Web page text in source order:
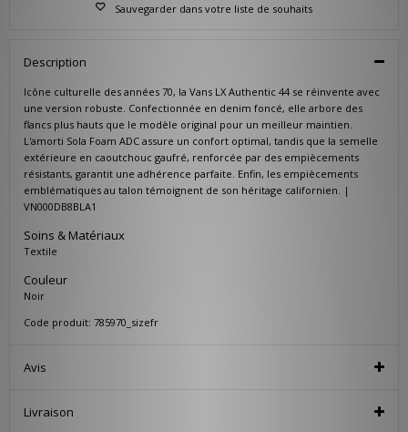
Sauvegarder dans votre liste de souhaits
Description
Icône culturelle des années 70, la Vans LX Authentic 44 se réinvente avec
une version robuste. Confectionnée en denim foncé, elle arbore des
flancs plus hauts que le modèle original pour un meilleur maintien.
L'amorti Sola Foam ADC assure un confort optimal, tandis que la semelle
extérieure en caoutchouc gaufré, renforcée par des empiècements
résistants, garantit une adhérence parfaite. Enfin, les empiècements
emblématiques au talon témoignent de son héritage californien. |
VN000DB8BLA1
Soins & Matériaux
Textile
Couleur
Noir
Code produit: 785970_sizefr
Avis
Livraison